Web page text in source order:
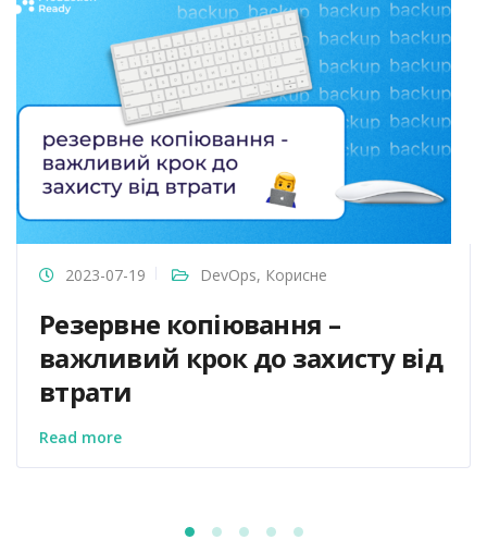
2023-07-19 DevOps, Корисне
Резервне копіювання –
важливий крок до захисту від
втрати
Read more